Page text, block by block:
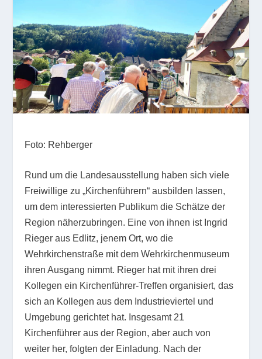
Foto: Rehberger
Rund um die Landesausstellung haben sich viele
Freiwillige zu „Kirchenführern“ ausbilden lassen,
um dem interessierten Publikum die Schätze der
Region näherzubringen. Eine von ihnen ist Ingrid
Rieger aus Edlitz, jenem Ort, wo die
Wehrkirchenstraße mit dem Wehrkirchenmuseum
ihren Ausgang nimmt. Rieger hat mit ihren drei
Kollegen ein Kirchenführer-Treffen organisiert, das
sich an Kollegen aus dem Industrieviertel und
Umgebung gerichtet hat. Insgesamt 21
Kirchenführer aus der Region, aber auch von
weiter her, folgten der Einladung. Nach der